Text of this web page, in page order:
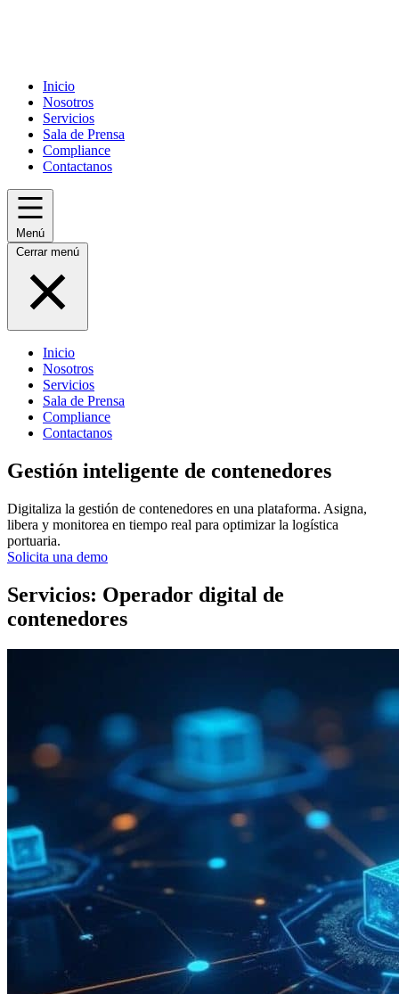
Inicio
Nosotros
Servicios
Sala de Prensa
Compliance
Contactanos
Menú
Cerrar menú
Inicio
Nosotros
Servicios
Sala de Prensa
Compliance
Contactanos
Gestión inteligente de contenedores
Digitaliza la gestión de contenedores en una plataforma. Asigna,
libera y monitorea en tiempo real para optimizar la logística
portuaria.
Solicita una demo
Servicios: Operador digital de
contenedores